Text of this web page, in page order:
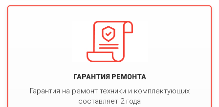
ГАРАНТИЯ РЕМОНТА
Гарантия на ремонт техники и комплектующих
составляет 2 года